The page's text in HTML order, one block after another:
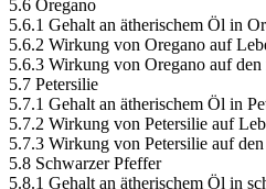
5.6 Oregano
5.6.1 Gehalt an ätherischem Öl in
5.6.2 Wirkung von Oregano auf
5.6.3 Wirkung von Oregano auf
5.7 Petersilie
5.7.1 Gehalt an ätherischem Öl in
5.7.2 Wirkung von Petersilie auf
5.7.3 Wirkung von Petersilie auf
5.8 Schwarzer Pfeffer
5.8.1 Gehalt an ätherischem Öl in